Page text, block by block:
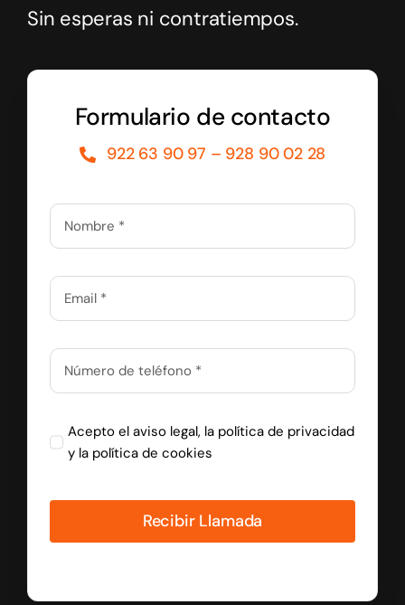
Sin esperas ni contratiempos.
Formulario de contacto
922 63 90 97 – 928 90 02 28
Acepto elaviso legal, la política de privacidad
y la política de cookies
Recibir Llamada